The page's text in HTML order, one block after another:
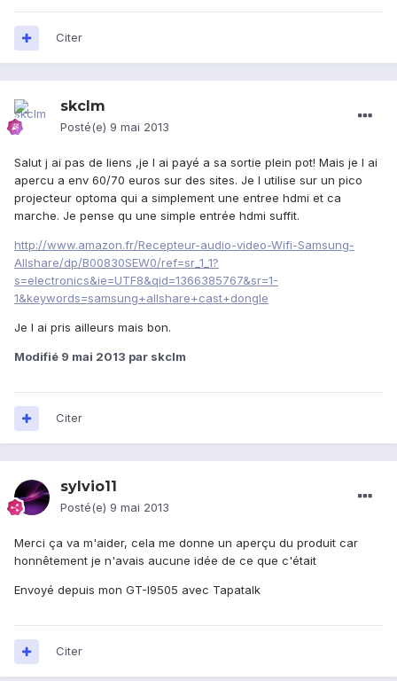
Citer
skclm
Posté(e) 9 mai 2013
Salut j ai pas de liens ,je l ai payé a sa sortie plein pot! Mais je l ai
apercu a env 60/70 euros sur des sites. Je l utilise sur un pico
projecteur optoma qui a simplement une entree hdmi et ca
marche. Je pense qu une simple entrée hdmi suffit.
http://www.amazon.fr/Recepteur-audio-video-Wifi-Samsung-
Allshare/dp/B00830SEW0/ref=sr_1_1?
s=electronics&ie=UTF8&qid=1366385767&sr=1-
1&keywords=samsung+allshare+cast+dongle
Je l ai pris ailleurs mais bon.
Modifié 9 mai 2013 par skclm
Citer
sylvio11
Posté(e) 9 mai 2013
Merci ça va m'aider, cela me donne un aperçu du produit car
honnêtement je n'avais aucune idée de ce que c'était
Envoyé depuis mon GT-I9505 avec Tapatalk
Citer